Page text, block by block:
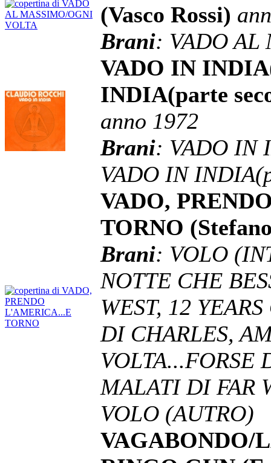
(Vasco Rossi)
Brani: VADO AL
VADO IN
INDIA(parte
anno 1972
Brani: VADO IN
VADO IN
VADO,
TORNO
Brani: VOLO
NOTTE CHE
WEST, 12
DI CHARLES,
VOLTA...FORSE
MALATI DI FAR
VOLO (AUTRO)
VAGABONDO/